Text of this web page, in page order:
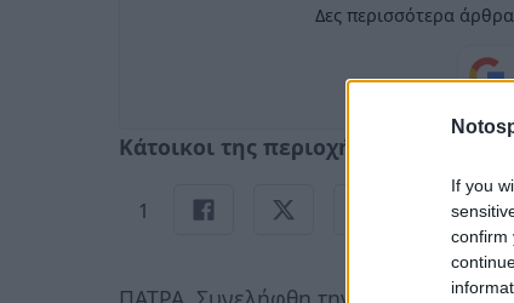
If you
confirm
Δες περισσότερα
Κάτοικοι της περιοχής ειδοποίησαν
1